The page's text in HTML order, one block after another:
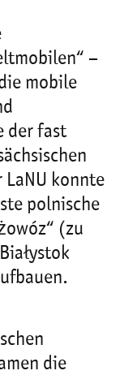
–
mobile
der fast
LaNU konnte
polnische
(zu
die